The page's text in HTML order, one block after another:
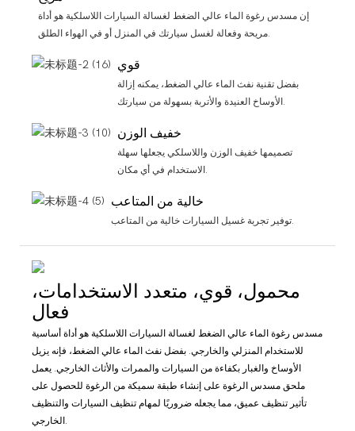
إن مسدس رغوة الماء عالي الضغط لغسالة السيارات اللاسلكية هو أداة
مريحة وفعالة لغسل سيارتك في المنزل أو في الهواء الطلق.
قوي
بفضل تقنية نفث الماء عالي الضغط، يمكنه إزالة
الأوساخ العنيدة والأتربة بسهولة من سيارتك.
خفيف الوزن
تصميمها خفيف الوزن واللاسلكي يجعلها سهلة
الاستخدام في أي مكان.
خالية من المتاعب
توفير تجربة غسيل السيارات خالية من المتاعب.
محمول، قوي، متعدد الاستخدامات،
فعال
مسدس رغوة الماء عالي الضغط لغسالة السيارات اللاسلكية هو أداة أساسية
للاستخدام المنزلي والخارجي. بفضل نفث الماء عالي الضغط، فإنه يزيل
الأوساخ والغبار بكفاءة من السيارات والممرات والأثاث الخارجي. يعمل
ملحق مسدس الرغوة على إنشاء طبقة سميكة من الرغوة للحصول على
تأثير تنظيف عميق، مما يجعله ضروريًا لمهام تنظيف السيارات والتنظيف
الخارجي.